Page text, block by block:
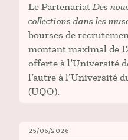
Le PartenariatDes
collections dans les
bourses de
montant maximal de
offerte à l’Université
l’autre à l’Université
(UQO).
Mise en ligne de la
25/06/2026